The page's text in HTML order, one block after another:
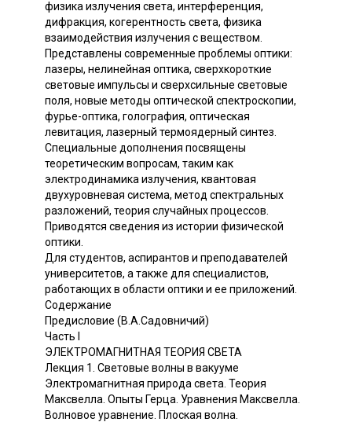
физика излучения света, интерференция,
дифракция, когерентность света, физика
взаимодействия излучения с веществом.
Представлены современные проблемы оптики:
лазеры, нелинейная оптика, сверхкороткие
световые импульсы и сверхсильные световые
поля, новые методы оптической спектроскопии,
фурье-оптика, голография, оптическая
левитация, лазерный термоядерный синтез.
Специальные дополнения посвящены
теоретическим вопросам, таким как
электродинамика излучения, квантовая
двухуровневая система, метод спектральных
разложений, теория случайных процессов.
Приводятся сведения из истории физической
оптики.
Для студентов, аспирантов и преподавателей
университетов, а также для специалистов,
работающих в области оптики и ее приложений.
Содержание
Предисловие (В.А.Садовничий)
Часть I
ЭЛЕКТРОМАГНИТНАЯ ТЕОРИЯ СВЕТА
Лекция 1. Световые волны в вакууме
Электромагнитная природа света. Теория
Максвелла. Опыты Герца. Уравнения Максвелла.
Волновое уравнение. Плоская волна.